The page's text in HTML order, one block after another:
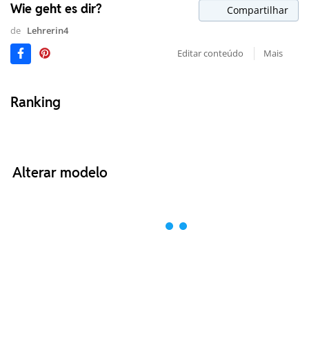
Wie geht es dir? Compartilhar
de Lehrerin4
Editar conteúdo
Mais
Ranking
Alterar modelo